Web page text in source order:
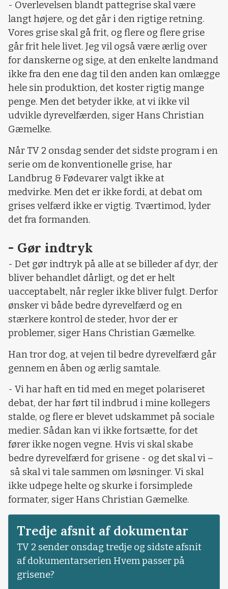
- Overlevelsen blandt pattegrise skal være
langt højere, og det går i den rigtige retning.
Vores grise skal gå frit, og flere og flere grise
går frit hele livet. Jeg vil også være ærlig over
for danskerne og sige, at den enkelte landmand
ikke fra den ene dag til den anden kan omlægge
hele sin produktion, det koster rigtig mange
penge. Men det betyder ikke, at vi ikke vil
udvikle dyrevelfærden, siger Hans Christian
Gæmelke.
Når TV 2 onsdag sender det sidste program i en
serie om de konventionelle grise, har
Landbrug & Fødevarer valgt ikke at
medvirke. Men det er ikke fordi, at debat om
grises velfærd ikke er vigtig. Tværtimod, lyder
det fra formanden.
- Gør indtryk
- Det gør indtryk på alle at se billeder af dyr, der
bliver behandlet dårligt, og det er helt
uacceptabelt, når regler ikke bliver fulgt. Derfor
ønsker vi både bedre dyrevelfærd og en
stærkere kontrol de steder, hvor der er
problemer, siger Hans Christian Gæmelke.
Han tror dog, at vejen til bedre dyrevelfærd går
gennem en åben og ærlig samtale.
- Vi har haft en tid med en meget polariseret
debat, der har ført til indbrud i mine kollegers
stalde, og flere er blevet udskammet på sociale
medier. Sådan kan vi ikke fortsætte, for det
fører ikke nogen vegne. Hvis vi skal skabe
bedre dyrevelfærd for grisene - og det skal vi –
så skal vi tale sammen om løsninger. Vi skal
ikke udpege helte og skurke i forsimplede
formater, siger Hans Christian Gæmelke.
Tredje afsnit af dokumentar
TV 2 sender onsdag tredje og sidste afsnit
af dokumentarserien Hvem passer på
grisene?